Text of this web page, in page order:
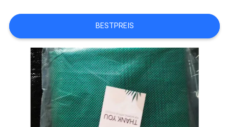
EIN
ANGEBOT
SITEMAP
DATENSCHUTZRICHTLINIE
BESTPREIS